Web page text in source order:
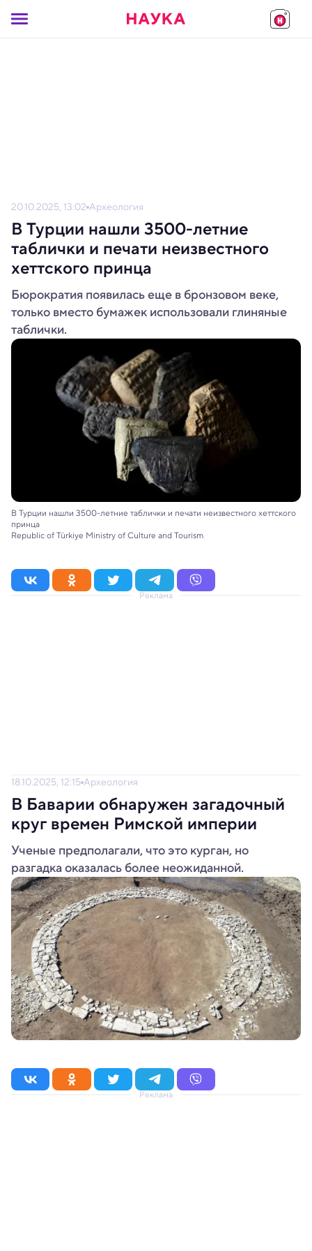
20.10.2025, 13:02 Археология
В Турции нашли 3500-летние
таблички и печати неизвестного
хеттского принца
Бюрократия появилась еще в бронзовом веке,
только вместо бумажек использовали глиняные
таблички.
В Турции нашли 3500-летние таблички и печати неизвестного хеттского
принца
Republic of Türkiye Ministry of Culture and Tourism
Реклама
18.10.2025, 12:15 Археология
В Баварии обнаружен загадочный
круг времен Римской империи
Ученые предполагали, что это курган, но
разгадка оказалась более неожиданной.
Реклама